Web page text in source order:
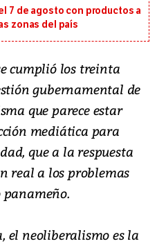
7 de agosto con productos a
zonas del país
cumplió los treinta
gubernamental de
que parece estar
mediática para
que a la respuesta
real a los problemas
el neoliberalismo es la